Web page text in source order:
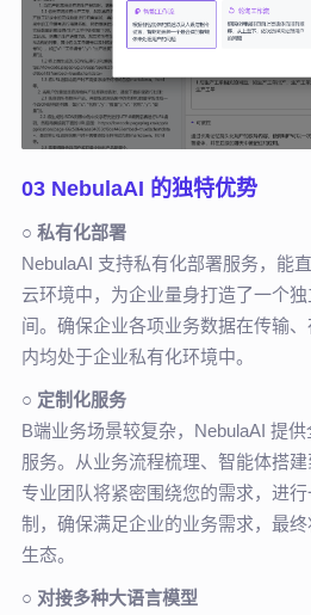
03 NebulaAI 的独特优势
○ 私有化部署
NebulaAI 支持私有化部署服务，能
云环境中，为企业量身打造了一个
间。确保企业各项业务数据在传输
内均处于企业私有化环境中。
○ 定制化服务
B端业务场景较复杂，NebulaAI 提
服务。从业务流程梳理、智能体搭
专业团队将紧密围绕您的需求，进
制，确保满足企业的业务需求，最
生态。
○ 对接多种大语言模型